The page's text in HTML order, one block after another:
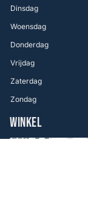
Dinsdag
Woensdag
Donderdag
Vrijdag
Zaterdag
Zondag
WINKEL